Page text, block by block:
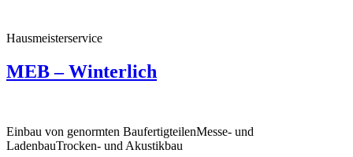
Hausmeisterservice
MEB – Winterlich
Einbau von genormten BaufertigteilenMesse- und
LadenbauTrocken- und Akustikbau